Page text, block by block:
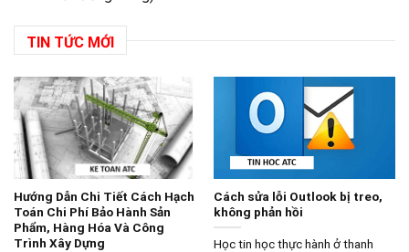
TIN TỨC MỚI
Hướng Dẫn Chi Tiết Cách Hạch
Toán Chi Phí Bảo Hành Sản
Phẩm, Hàng Hóa Và Công
Trình Xây Dựng
Cách sửa lỗi Outlook bị treo,
không phản hồi
Học tin học thực hành ở thanh